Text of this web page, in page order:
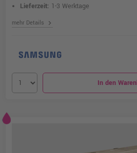
Lieferzeit: 1-3 Werktage
mehr Details chevron_right
In den